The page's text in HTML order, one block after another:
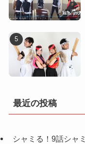
最近の投稿
シャミる！9話シャ